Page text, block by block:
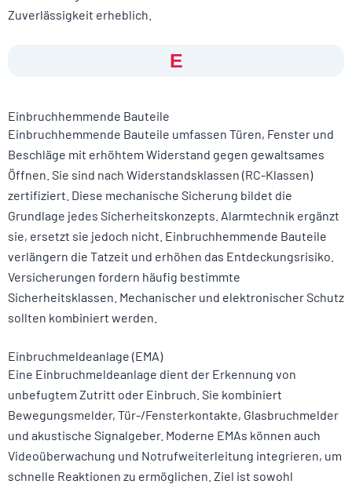
Zuverlässigkeit erheblich.
E
Einbruchhemmende Bauteile
Einbruchhemmende Bauteile umfassen Türen, Fenster und
Beschläge mit erhöhtem Widerstand gegen gewaltsames
Öffnen. Sie sind nach Widerstandsklassen (RC-Klassen)
zertifiziert. Diese mechanische Sicherung bildet die
Grundlage jedes Sicherheitskonzepts. Alarmtechnik ergänzt
sie, ersetzt sie jedoch nicht. Einbruchhemmende Bauteile
verlängern die Tatzeit und erhöhen das Entdeckungsrisiko.
Versicherungen fordern häufig bestimmte
Sicherheitsklassen. Mechanischer und elektronischer Schutz
sollten kombiniert werden.
Einbruchmeldeanlage (EMA)
Eine Einbruchmeldeanlage dient der Erkennung von
unbefugtem Zutritt oder Einbruch. Sie kombiniert
Bewegungsmelder, Tür-/Fensterkontakte, Glasbruchmelder
und akustische Signalgeber. Moderne EMAs können auch
Videoüberwachung und Notrufweiterleitung integrieren, um
schnelle Reaktionen zu ermöglichen. Ziel ist sowohl